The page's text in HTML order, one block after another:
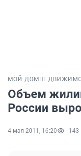
МОЙ ДОМ
Объем
России
4 мая 2011, 16:20 143